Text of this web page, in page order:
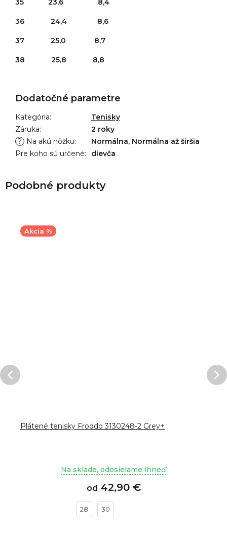
35 23,6 8,4
36 24,4 8,6
37 25,0 8,7
38 25,8 8,8
Dodatočné parametre
Kategória:
Tenisky
Záruka:
2 roky
?
Na akú nôžku:
Normálna, Normálna až širšia
Pre koho sú určené: dievča
Akcia %
Plátené tenisky Froddo 3130248-2 Grey+
Na sklade, odosielame ihneď
od 42,90 €
28 30